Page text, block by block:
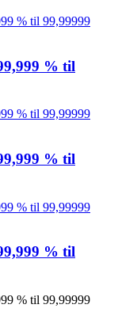
% til
% til
% til